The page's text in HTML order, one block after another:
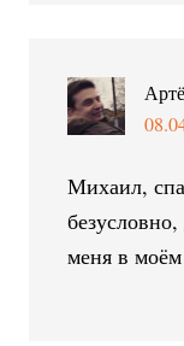
Михаил,
меня в